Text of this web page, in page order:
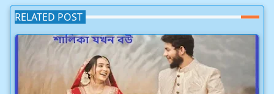
RELATED POST